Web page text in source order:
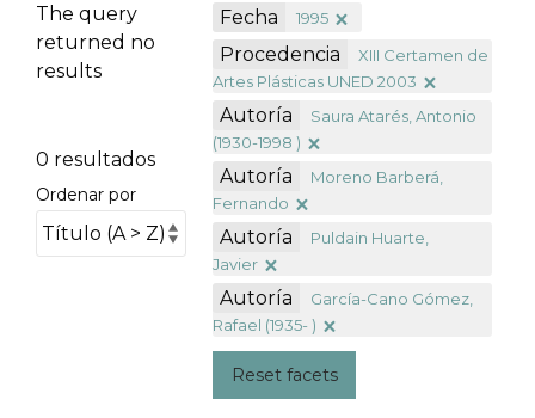
The query
returned no
results
0 resultados
Ordenar por
Fecha 1995
Procedencia
XIII Certamen de
Artes Plásticas UNED 2003
Autoría
Saura Atarés, Antonio
(1930-1998 )
Autoría
Moreno Barberá,
Fernando
Autoría
Puldain Huarte,
Javier
Autoría
García-Cano Gómez,
Rafael (1935- )
Reset facets